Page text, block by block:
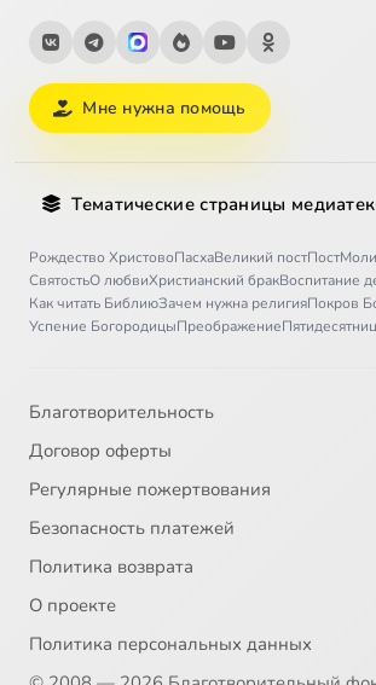
Мне нужна помощь
Тематические страницы
Рождество ХристовоПасхаВеликий постПост
СвятостьО любвиХристианский бракВоспитание
Как читать БиблиюЗачем нужна религияПокров
Успение БогородицыПреображение
Благотворительность
Договор оферты
Регулярные пожертвования
Безопасность платежей
Политика возврата
О проекте
Политика персональных данных